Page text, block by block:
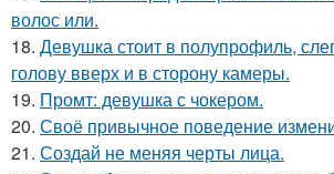
волос или.
18. Девушка стоит в полупрофиль,
голову вверх и в сторону камеры.
19. Промт: девушка с чокером.
20. Своё привычное поведение
21. Создай не меняя черты лица.